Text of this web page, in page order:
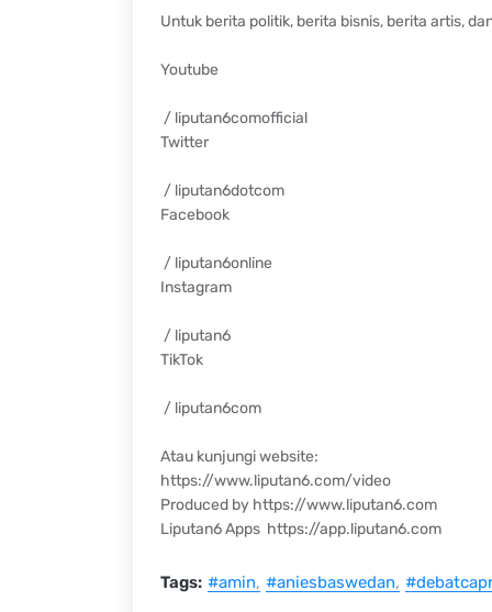
Untuk berita politik, berita bisnis, berita artis,
Youtube
/ liputan6comofficial
Twitter
/ liputan6dotcom
Facebook
/ liputan6online
Instagram
/ liputan6
TikTok
/ liputan6com
Atau kunjungi website:
https://www.liputan6.com/video
Produced by https://www.liputan6.com
Liputan6 Apps https://app.liputan6.com
Tags: #amin #aniesbaswedan